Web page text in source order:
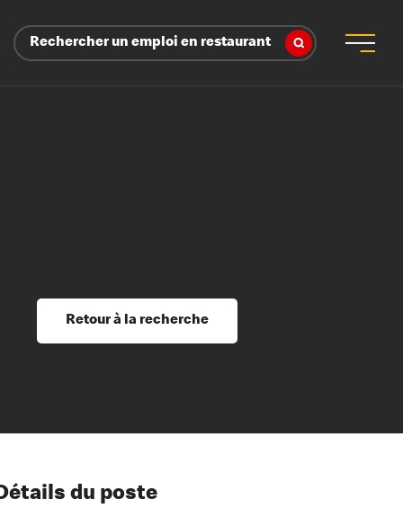
Rechercher un emploi en restaurant
et perfectionnement
du savoir
à l’égard de nos employés
directeurs
Retour à la recherche
du poste